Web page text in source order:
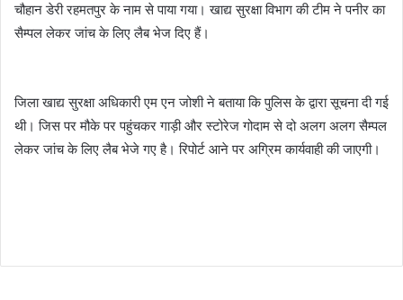
चौहान डेरी रहमतपुर के नाम से पाया गया। खाद्य सुरक्षा विभाग की टीम ने पनीर का
सैम्पल लेकर जांच के लिए लैब भेज दिए हैं।
जिला खाद्य सुरक्षा अधिकारी एम एन जोशी ने बताया कि पुलिस के द्वारा सूचना दी गई
थी। जिस पर मौके पर पहुंचकर गाड़ी और स्टोरेज गोदाम से दो अलग अलग सैम्पल
लेकर जांच के लिए लैब भेजे गए है। रिपोर्ट आने पर अग्रिम कार्यवाही की जाएगी।